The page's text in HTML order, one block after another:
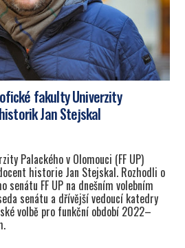
fakulty Univerzity
Jan Stejskal
Palackého v Olomouci (FF UP)
historie Jan Stejskal. Rozhodli o
senátu FF UP na dnešním volebním
senátu a dřívější vedoucí katedry
volbě pro funkční období 2022–